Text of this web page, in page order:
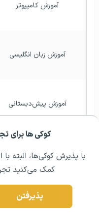
کوکی ها برای
با پذیرش کوکی‌ها، البته
کمک می‌کنید
پذیرفتن
مشــاوره اولیه رایگان: ۰۲۱ ۴۳۰۰۰ ۰۲۱
آموزش کامپیوتر
آموزش زبان انگلیسی
آموزش پیش‌دبستانی
معماری
معماری داخلی